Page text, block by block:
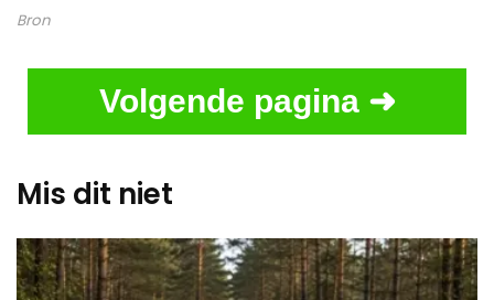
Bron
Volgende pagina ➜
Mis dit niet